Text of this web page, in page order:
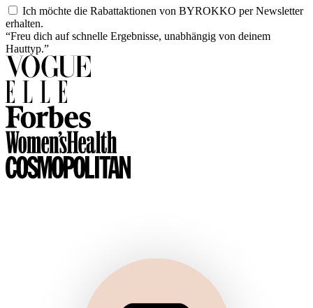
Ich möchte die Rabattaktionen von BYROKKO per Newsletter
erhalten.
“Freu dich auf schnelle Ergebnisse, unabhängig von deinem
Hauttyp.”